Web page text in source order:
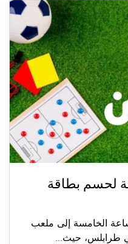
90 دقيقة لحسم بطاقة
الخامسة إلى ملعب
طرابلس، حيث...